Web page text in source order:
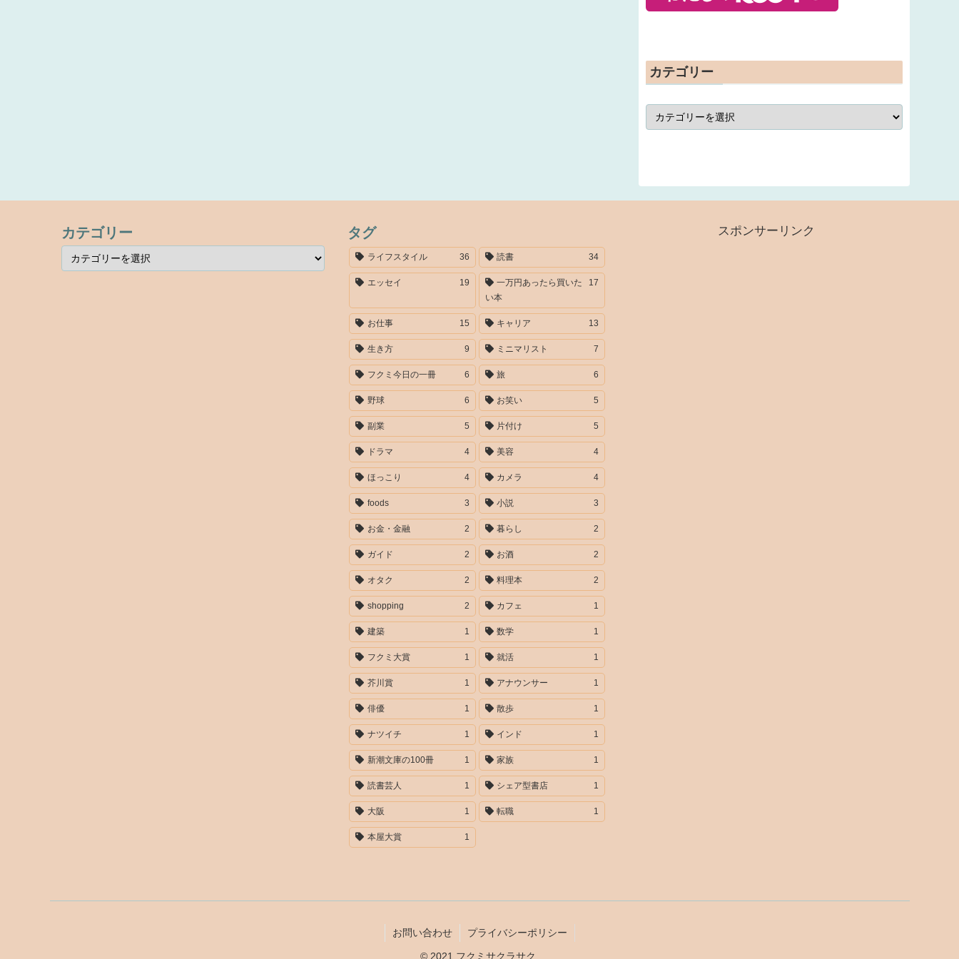
カテゴリー
カテゴリー タグ
ライフスタイル 36 読書 34
エッセイ 19
一万円あったら買いた
い本
17
お仕事 15 キャリア 13
生き方 9 ミニマリスト 7
フクミ今日の一冊 6 旅 6
野球 6 お笑い 5
副業 5 片付け 5
ドラマ 4 美容 4
ほっこり 4 カメラ 4
foods 3 小説 3
お金・金融 2 暮らし 2
ガイド 2 お酒 2
オタク 2 料理本 2
shopping 2 カフェ 1
建築 1 数学 1
フクミ大賞 1 就活 1
芥川賞 1 アナウンサー 1
俳優 1 散歩 1
ナツイチ 1 インド 1
新潮文庫の100冊 1 家族 1
読書芸人 1 シェア型書店 1
大阪 1 転職 1
本屋大賞 1
スポンサーリンク
お問い合わせ プライバシーポリシー
© 2021 フクミサクラサク.